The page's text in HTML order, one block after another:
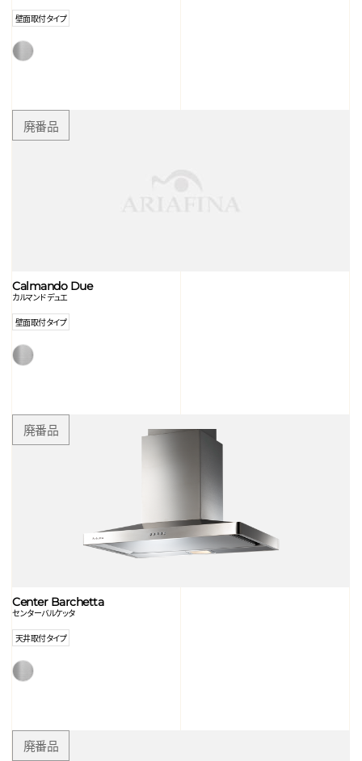
壁面取付タイプ
カルマンド デュエ
Calmando Due
壁面取付タイプ
センターバルケッタ
Center Barchetta
天井取付タイプ